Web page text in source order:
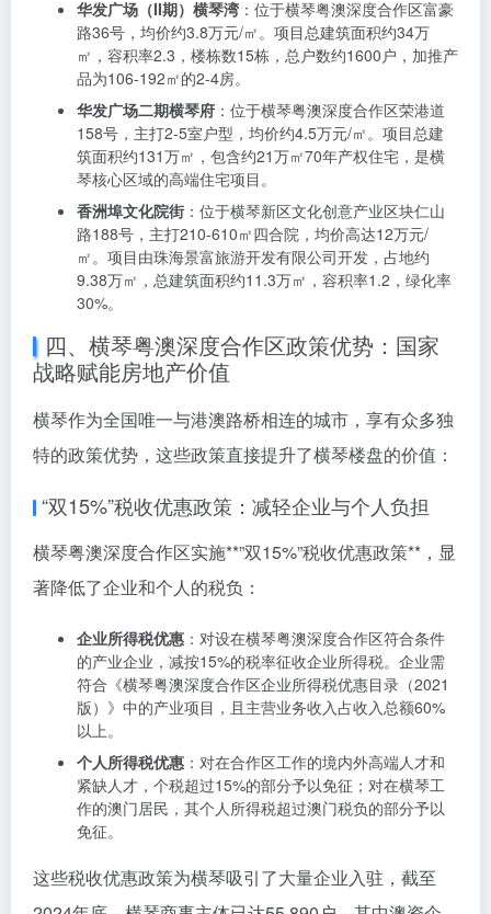
4万元/㎡以上楼盘：高端住宅与稀缺资源的集中
4万元/㎡以上楼盘占比最高，达36.5%，多为高端住宅
和商办楼，代表横琴最高品质的居住和办公体验：
中冶逸璟公馆：位于横琴新区千禄道35号，主打98-214
㎡大平层，均价约6万元/㎡。项目总建筑面积约126,800
㎡，容积率2.0，绿化率30%，是横琴低容积率、高绿化
率的代表项目。
华发广场（II期）横琴湾：位于横琴粤澳深度合作区富豪
路36号，均价约3.8万元/㎡。项目总建筑面积约34万
㎡，容积率2.3，楼栋数15栋，总户数约1600户，加推产
品为106-192㎡的2-4房。
华发广场二期横琴府：位于横琴粤澳深度合作区荣港道
158号，主打2-5室户型，均价约4.5万元/㎡。项目总建
筑面积约131万㎡，包含约21万㎡70年产权住宅，是横
琴核心区域的高端住宅项目。
路188号，主打210-610㎡四合院，均价高达12万元/
9.38万㎡，总建筑面积约11.3万㎡，容积率1.2，绿化率
30%。
战略赋能房地产价值
横琴作为全国唯一与港澳路桥相连的城市，享有众多独
特的政策优势，这些政策直接提升了横琴楼盘的价值：
“双15%”税收优惠政策：减轻企业与个人负担
横琴粤澳深度合作区实施**”双15%”税收优惠政策**，显
著降低了企业和个人的税负：